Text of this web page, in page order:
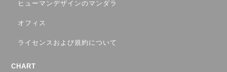
ヒューマンデザインのマンダラ
オフィス
ライセンスおよび規約について
CHART